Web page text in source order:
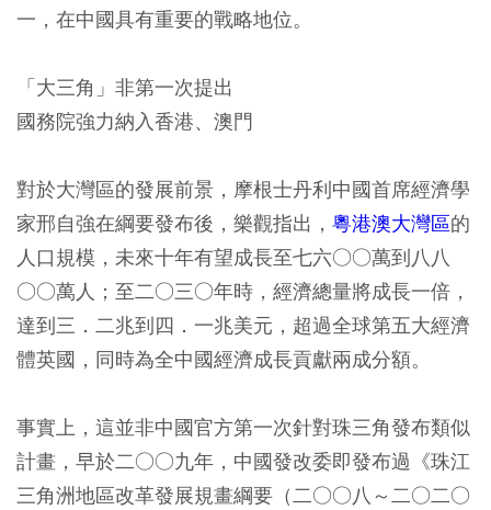
一，在中國具有重要的戰略地位。
「大三角」非第一次提出
國務院強力納入香港、澳門
對於大灣區的發展前景，摩根士丹利中國首席經濟學
家邢自強在綱要發布後，樂觀指出， 粵港澳大灣區的
人口規模，未來十年有望成長至七六○○萬到八八
○○萬人；至二○三○年時，經濟總量將成長一倍，
達到三．二兆到四．一兆美元，超過全球第五大經濟
體英國，同時為全中國經濟成長貢獻兩成分額。
事實上，這並非中國官方第一次針對珠三角發布類似
計畫，早於二○○九年，中國發改委即發布過《珠江
三角洲地區改革發展規畫綱要（二○○八～二○二○